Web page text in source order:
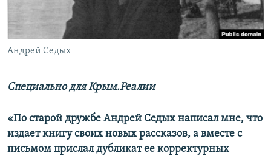
КРЫМ.НЕПОКОРЕННЫЙ
УКРАИНСКАЯ ПРОБЛЕМА КРЫМА
Андрей Седых
Специально для Крым.Реалии
«По старой дружбе Андрей Седых написал мне, что
издает книгу своих новых рассказов, а вместе с
письмом прислал дубликат ее корректурных